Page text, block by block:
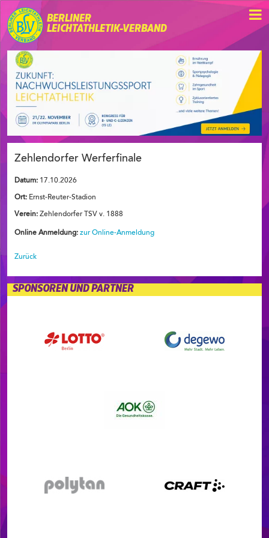
BERLINER
LEICHTATHLETIK-VERBAND
Zehlendorfer Werferfinale
Datum: 17.10.2026
Ort: Ernst-Reuter-Stadion
Verein: Zehlendorfer TSV v. 1888
Online Anmeldung: zur Online-Anmeldung
Zurück
SPONSOREN UND PARTNER